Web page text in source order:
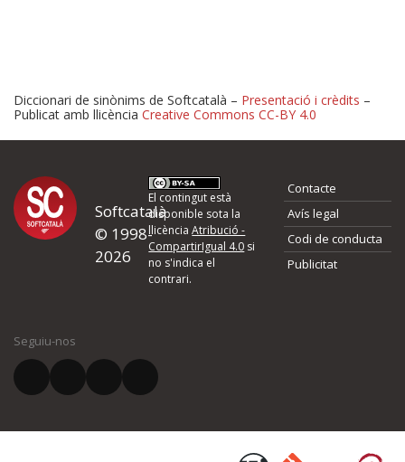
Proposeu-nos millores o
d'errors
Si heu trobat un error o voleu proposar alguna millora, ompliu els
quina és la millora que proposeu o l'error del qual voleu informar-
El vostre correu electrònic *
Diccionari de sinònims de Softcatalà – Presentació i crèdits –
Publicat amb llicència Creative Commons CC-BY 4.0
Softcatalà
© 1998-
2026
El contingut està
disponible sota la
llicènciaAtribució -
CompartirIgual 4.0 si
no s'indica el
contrari.
Contacte
Avís legal
Codi de conducta
Publicitat
Seguiu-nos